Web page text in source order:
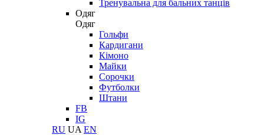
Тренувальна для бальних танців
Одяг
Одяг
Гольфи
Кардигани
Кімоно
Майки
Сорочки
Футболки
Штани
FB
IG
RU UA EN